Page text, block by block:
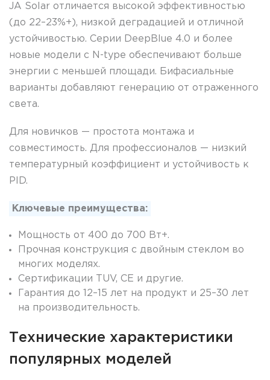
JA Solar отличается высокой эффективностью
(до 22–23%+), низкой деградацией и отличной
устойчивостью. Серии DeepBlue 4.0 и более
новые модели с N-type обеспечивают больше
энергии с меньшей площади. Бифасиальные
варианты добавляют генерацию от отраженного
света.
Для новичков — простота монтажа и
совместимость. Для профессионалов — низкий
температурный коэффициент и устойчивость к
PID.
Ключевые преимущества:
Мощность от 400 до 700 Вт+.
Прочная конструкция с двойным стеклом во
многих моделях.
Сертификации TUV, CE и другие.
Гарантия до 12–15 лет на продукт и 25–30 лет
на производительность.
Технические характеристики
популярных моделей